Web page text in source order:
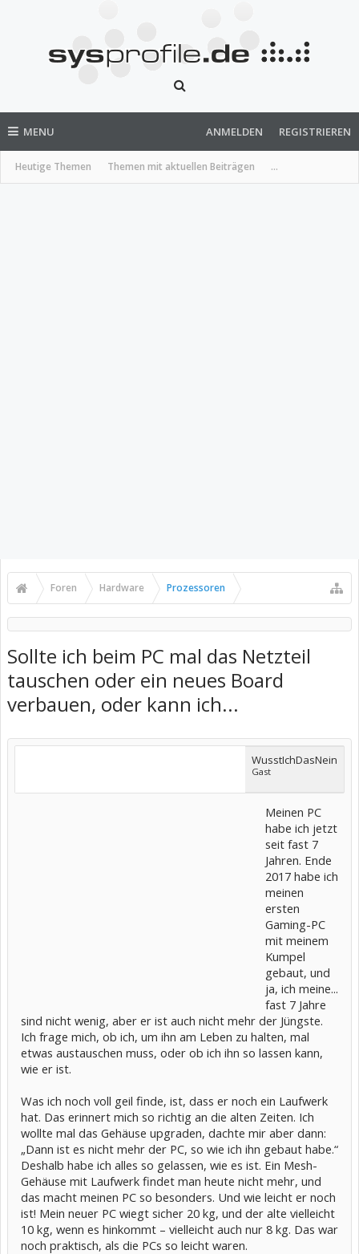
MENU
Heutige Themen Themen mit aktuellen Beiträgen ...
ANMELDEN REGISTRIEREN
Foren Hardware Prozessoren
Sollte ich beim PC mal das Netzteil
tauschen oder ein neues Board
verbauen, oder kann ich...
WusstIchDasNein
Gast
Meinen PC
habe ich jetzt
seit fast 7
Jahren. Ende
2017 habe ich
meinen
ersten
Gaming-PC
mit meinem
Kumpel
gebaut, und
ja, ich meine...
fast 7 Jahre
sind nicht wenig, aber er ist auch nicht mehr der Jüngste.
Ich frage mich, ob ich, um ihn am Leben zu halten, mal
etwas austauschen muss, oder ob ich ihn so lassen kann,
wie er ist.
Was ich noch voll geil finde, ist, dass er noch ein Laufwerk
hat. Das erinnert mich so richtig an die alten Zeiten. Ich
wollte mal das Gehäuse upgraden, dachte mir aber dann:
„Dann ist es nicht mehr der PC, so wie ich ihn gebaut habe.“
Deshalb habe ich alles so gelassen, wie es ist. Ein Mesh-
Gehäuse mit Laufwerk findet man heute nicht mehr, und
das macht meinen PC so besonders. Und wie leicht er noch
ist! Mein neuer PC wiegt sicher 20 kg, und der alte vielleicht
10 kg, wenn es hinkommt – vielleicht auch nur 8 kg. Das war
noch praktisch, als die PCs so leicht waren.